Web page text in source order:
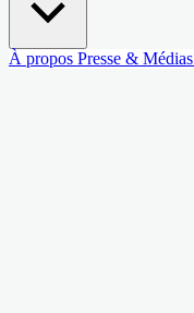
À propos Presse & Médias